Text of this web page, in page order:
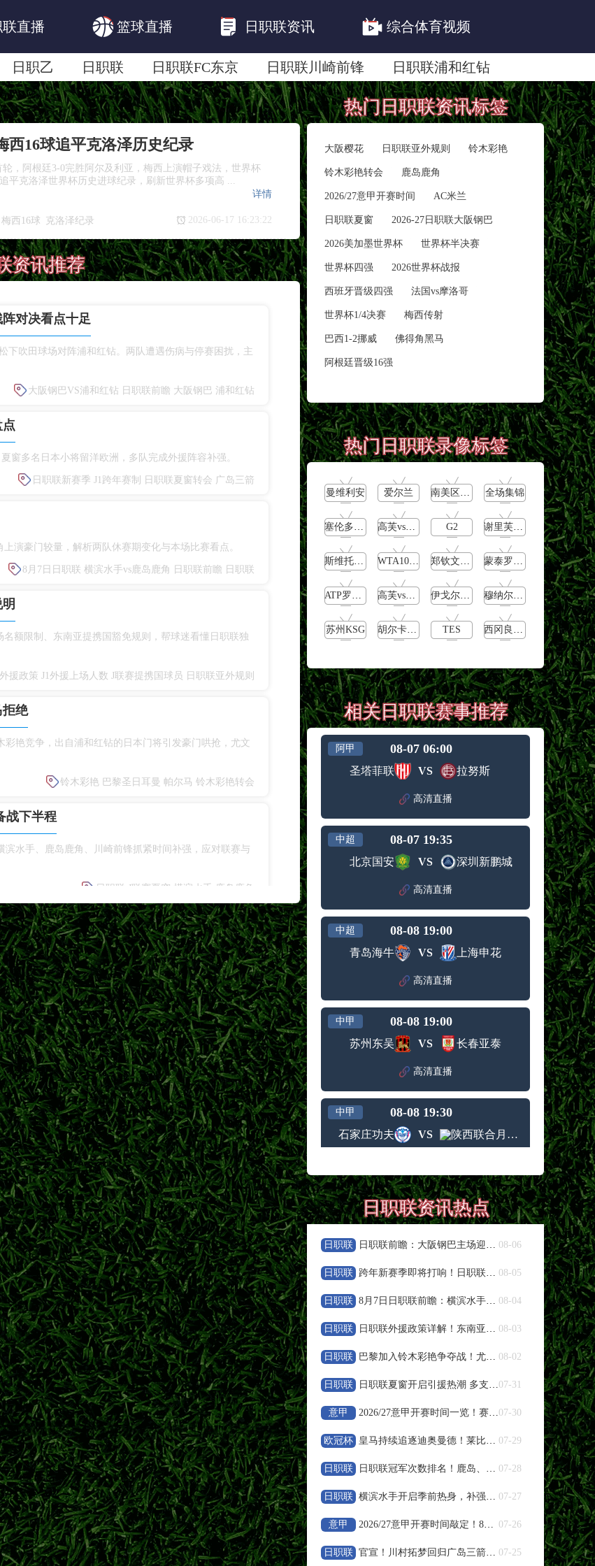
联直播 篮球直播 日职联资讯 综合体育视频
日职乙 日职联 日职联FC东京 日职联川崎前锋 日职联浦和红钻
职联广岛三箭 日职联横滨水手 日职联鹿岛鹿角
西16球追平克洛泽历史纪录
轮，阿根廷3-0完胜阿尔及利亚，梅西上演帽子戏法，世界杯
平克洛泽世界杯历史进球纪录，刷新世界杯多项高 ...
梅西16球 克洛泽纪录
亚
梅西帽子戏法
详情
2026-06-17 16:23:22
资讯推荐
对决看点十足
下吹田球场对阵浦和红钻。两队遭遇伤病与停赛困扰，主
大阪钢巴VS浦和红钻 日职联前瞻 大阪钢巴 浦和红钻
窗多名日本小将留洋欧洲，多队完成外援阵容补强。
日职联新赛季 J1跨年赛制 日职联夏窗转会 广岛三箭
演豪门较量，解析两队休赛期变化与本场比赛看点。
8月7日日职联 横滨水手vs鹿岛鹿角 日职联前瞻 日职联
额限制、东南亚提携国豁免规则，帮球迷看懂日职联独
援政策 J1外援上场人数 J联赛提携国球员 日职联亚外规则
拒绝
艳竞争，出自浦和红钻的日本门将引发豪门哄抢，尤文
铃木彩艳 巴黎圣日耳曼 帕尔马 铃木彩艳转会
战下半程
水手、鹿岛鹿角、川崎前锋抓紧时间补强，应对联赛与
日职联 J联赛夏窗 横滨水手 鹿岛鹿角
锋荣誉盘点
、川崎前锋等强队夺冠历程，回顾日职联多年争霸格
冠军次数排名 J1联赛哪个球队冠军最多 鹿岛鹿角 横滨水手
冠资格
积极调整阵容，目标在跨年赛季争夺亚冠参赛席位。
横滨水手 日职联 j1联赛 日职联季前热身
茨堡红牛，永久转会重返广岛三箭，旅欧球员回归J联
川村拓梦 广岛三箭 日职联转会 萨尔茨堡红牛
下半程联赛
海，充实中场轮换厚度，备战联赛下半程关键赛程。
东京绿茵 东京绿茵转会 东京绿茵补强 日职联夏窗
联冠军
胜利船重返老东家。经验丰富的本土后卫加盟，助力球
鹿岛鹿角 广濑陆斗 日职联转会 神户胜利船
景解析
日本队出战大赛。对比两名锋线球员技术风格，展望二人
伊东纯也 前田大然 日本前锋 2026世界杯
钻开启新赛季
动、海外青训新星动态，详解揭幕战对阵浦和红钻的备战
热门日职联资讯标签
大阪樱花 日职联亚外规则 铃木彩艳
铃木彩艳转会 鹿岛鹿角
2026/27意甲开赛时间 AC米兰
日职联夏窗 2026-27日职联大阪钢巴
2026美加墨世界杯 世界杯半决赛
世界杯四强 2026世界杯战报
西班牙晋级四强 法国vs摩洛哥
世界杯1/4决赛 梅西传射
巴西1-2挪威 佛得角黑马
阿根廷晋级16强
热门日职联录像标签
曼维利安 爱尔兰 南美区预选赛 全场集锦
塞伦多洛vs卡恰洛夫 高芙vs巴多萨 G2 谢里芙vs鲍里妮
斯维托丽娜vs萨巴伦卡 WTA1000罗马大师赛第3轮 郑钦文vs诺斯科娃 蒙泰罗vs凯茨曼诺维奇
ATP罗马大师赛男单第1轮 高芙vs克里斯蒂安 伊戈尔-费格雷多vs德拉戈 穆纳尔vs诺里
苏州KSG 胡尔卡奇vs纳达尔 TES 西冈良仁vs迪米特洛夫
相关日职联赛事推荐
阿甲 08-07 06:00
圣塔菲联 VS 拉努斯
高清直播
中超 08-07 19:35
北京国安 VS 深圳新鹏城
高清直播
中超 08-08 19:00
青岛海牛 VS 上海申花
高清直播
中甲 08-08 19:00
苏州东吴 VS 长春亚泰
高清直播
中甲 08-08 19:30
石家庄功夫 VS 陕西联合月亮泊队
中甲 08-08 19:30
梅州客家 VS 佛山南狮
中甲 08-08 19:30
中超 08-08 19:35
浙江队 VS 武汉三镇
高清直播
中超 08-08 19:35
大连英博 VS 辽宁铁人
高清直播
日职联资讯热点
日职联 日职联前瞻：大阪钢巴主场迎战浦和红钻，残阵对决看点十足 08-06
日职联 跨年新赛季即将打响！日职联夏窗人员变动盘点 08-05
日职联 8月7日日职联前瞻：横滨水手vs鹿岛鹿角 08-04
日职联 日职联外援政策详解！东南亚球员特殊规则说明 08-03
日职联 巴黎加入铃木彩艳争夺战！尤文报价遭帕尔马拒绝 08-02
日职联 日职联夏窗开启引援热潮 多支豪门调整阵容备战下半程07-31
意甲 2026/27意甲开赛时间一览！赛程周期与参赛队伍整理07-30
欧冠杯 皇马持续追逐迪奥曼德！莱比锡天才引发欧冠豪门竞价 07-29
日职联 日职联冠军次数排名！鹿岛、横滨水手、川崎前锋荣誉盘点 07-28
日职联 横滨水手开启季前热身，补强阵容冲击新赛季亚冠资格 07-27
意甲 2026/27意甲开赛时间敲定！8月23日联赛正式打响 07-26
日职联 官宣！川村拓梦回归广岛三箭补强中场 07-25